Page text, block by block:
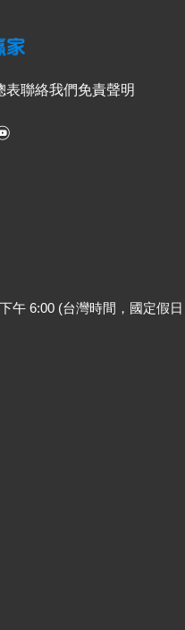
表聯絡我們免責聲明
午 6:00 (台灣時間，國定假日